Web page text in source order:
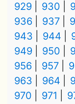
929
930
936
937
943
944
949
950
956
957
963
964
970
971